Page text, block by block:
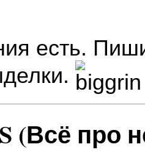
есть.
(Всё про